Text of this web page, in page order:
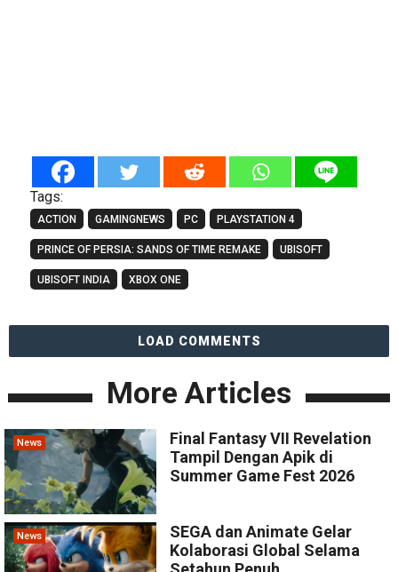
Tags:
ACTION GAMINGNEWS PC PLAYSTATION 4
PRINCE OF PERSIA: SANDS OF TIME REMAKE UBISOFT
UBISOFT INDIA XBOX ONE
LOAD COMMENTS
More Articles
News
Final Fantasy VII Revelation
Tampil Dengan Apik di
Summer Game Fest 2026
News
SEGA dan Animate Gelar
Kolaborasi Global Selama